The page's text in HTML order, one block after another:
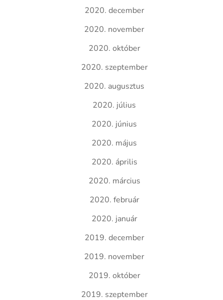
2020. december
2020. november
2020. október
2020. szeptember
2020. augusztus
2020. július
2020. június
2020. május
2020. április
2020. március
2020. február
2020. január
2019. december
2019. november
2019. október
2019. szeptember